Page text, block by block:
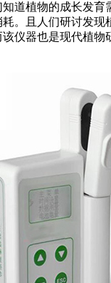
道植物的成长发育
。且人们研讨发现
仪器也是现代植物